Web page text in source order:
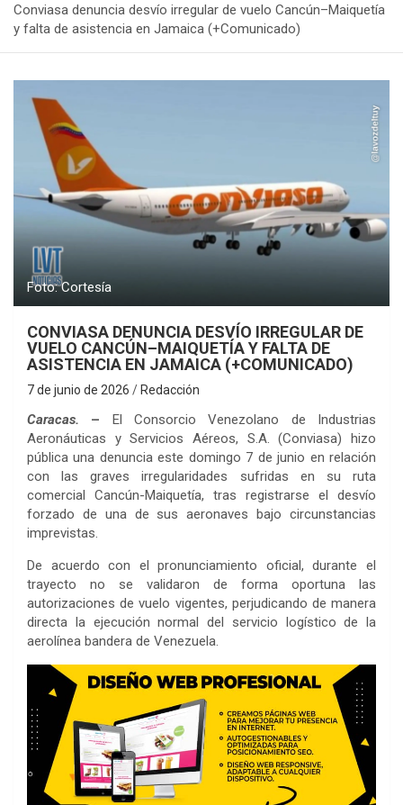
Conviasa denuncia desvío irregular de vuelo Cancún–Maiquetía
y falta de asistencia en Jamaica (+Comunicado)
Foto: Cortesía
CONVIASA DENUNCIA DESVÍO IRREGULAR DE
VUELO CANCÚN–MAIQUETÍA Y FALTA DE
ASISTENCIA EN JAMAICA (+COMUNICADO)
7 de junio de 2026 Redacción
Caracas. – El Consorcio Venezolano de Industrias
Aeronáuticas y Servicios Aéreos, S.A. (Conviasa) hizo
pública una denuncia este domingo 7 de junio en relación
con las graves irregularidades sufridas en su ruta
comercial Cancún-Maiquetía, tras registrarse el desvío
forzado de una de sus aeronaves bajo circunstancias
imprevistas.
De acuerdo con el pronunciamiento oficial, durante el
trayecto no se validaron de forma oportuna las
autorizaciones de vuelo vigentes, perjudicando de manera
directa la ejecución normal del servicio logístico de la
aerolínea bandera de Venezuela.